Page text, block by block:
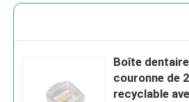
Boîte
couronne de
recyclable